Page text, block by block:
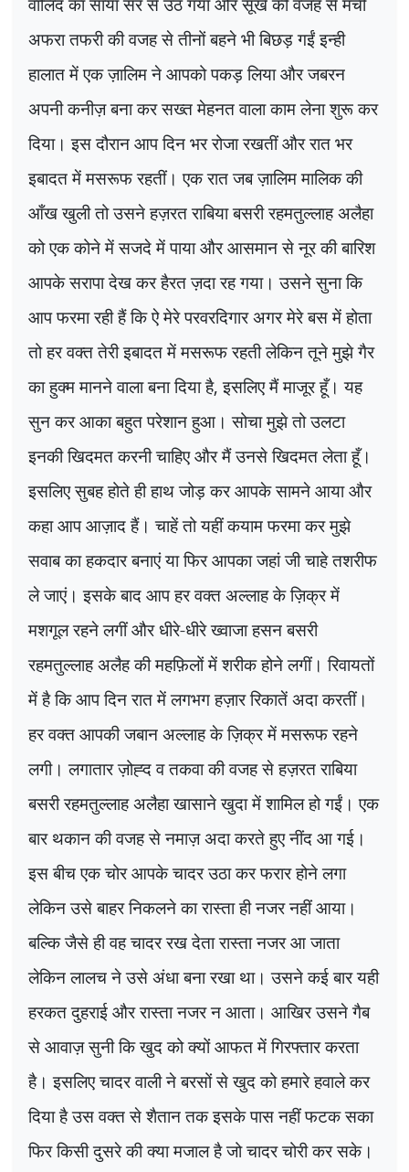
अफरा तफरी की वजह से तीनों बहने भी बिछड़ गईं इन्ही
हालात में एक ज़ालिम ने आपको पकड़ लिया और जबरन
अपनी कनीज़ बना कर सख्त मेहनत वालाकाम लेना शुरू कर
दिया। इस दौरान आप दिन भर रोजा रखतीं और रात भर
इबादत में मसरूफ रहतीं। एक रात जब ज़ालिम मालिक की
आँख खुली तो उसने हज़रत राबिया बसरी रहमतुल्लाह अलैहा
को एक कोने में सजदे में पाया और आसमान से नूर की बारिश
आपके सरापा देख कर हैरत ज़दा रह गया। उसने सुना कि
आप फरमा रही हैं कि ऐ मेरे परवरदिगार अगर मेरे बस में होता
तो हर वक्त तेरी इबादत में मसरूफ रहती लेकिन तूने मुझे गैर
का हुक्म मानने वाला बना दिया है,इसलिए मैं माजूर हूँ। यह
सुन कर आका बहुत परेशान हुआ। सोचा मुझे तो उलटा
इनकी खिदमत करनी चाहिए और मैं उनसे खिदमत लेता हूँ।
इसलिए सुबह होते ही हाथ जोड़ कर आपके सामने आया और
कहा आप आज़ाद हैं। चाहें तो यहीं कयाम फरमा कर मुझे
सवाब का हकदार बनाएं या फिर आपका जहां जी चाहे तशरीफ
ले जाएं। इसके बाद आप हर वक्त अल्लाह के ज़िक्र में
मशगूल रहने लगीं और धीरे-धीरे ख्वाजा हसन बसरी
रहमतुल्लाह अलैह की महफ़िलों में शरीक होने लगीं। रिवायतों
में है कि आप दिन रात में लगभग हज़ार रिकातें अदा करतीं।
हर वक्त आपकी जबान अल्लाह के ज़िक्र में मसरूफ रहने
लगी। लगातार ज़ोह्द व तकवा की वजह से हज़रत राबिया
बसरी रहमतुल्लाह अलैहा खासाने खुदा में शामिल हो गईं। एक
बार थकान की वजह से नमाज़ अदा करते हुए नींद आ गई।
इस बीच एक चोर आपके चादर उठा कर फरार होने लगा
लेकिन उसे बाहर निकलने का रास्ता ही नजर नहीं आया।
बल्कि जैसे ही वह चादर रख देता रास्ता नजर आ जाता
लेकिन लालच ने उसे अंधा बना रखा था। उसने कई बार यही
हरकत दुहराई और रास्ता नजर न आता। आखिर उसने गैब
से आवाज़ सुनी कि खुद को क्यों आफत में गिरफ्तार करता
है। इसलिए चादर वाली ने बरसों से खुद को हमारे हवाले कर
दिया है उस वक्त से शैतान तक इसके पास नहीं फटक सका
फिर किसी दुसरे की क्या मजाल है जो चादर चोरी कर सके।